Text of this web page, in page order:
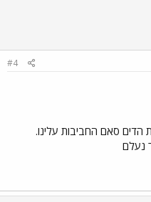
#4
הדים סאם החביבות עלינו.
נעלם